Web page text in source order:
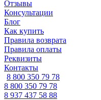
Отзывы
Консультации
Блог
Как купить
Правила возврата
Правила оплаты
Реквизиты
Контакты
8 800 350 79 78
8 800 350 79 78
8 937 437 58 88